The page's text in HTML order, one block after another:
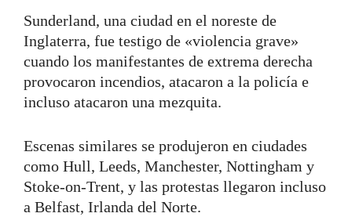
Sunderland, una ciudad en el noreste de
Inglaterra, fue testigo de «violencia grave»
cuando los manifestantes de extrema derecha
provocaron incendios, atacaron a la policía e
incluso atacaron una mezquita.
Escenas similares se produjeron en ciudades
como Hull, Leeds, Manchester, Nottingham y
Stoke-on-Trent, y las protestas llegaron incluso
a Belfast, Irlanda del Norte.